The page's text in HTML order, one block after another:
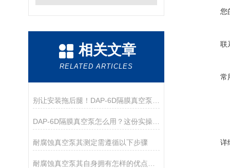
相关文章
RELATED ARTICLES
耐腐蚀真空泵其测定需遵循以下步骤
您
联
常
详